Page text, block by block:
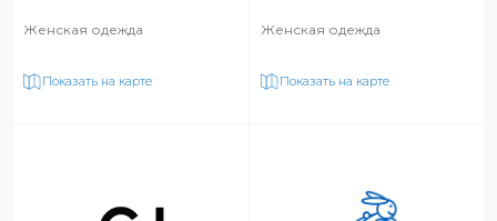
Женская одежда
Показать на карте
Женская одежда
Показать на карте